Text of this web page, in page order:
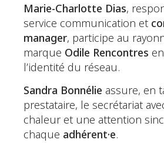
Marie-Charlotte Dias,
service communication et
manager, participe au
marque Odile Rencontres
l’identité du réseau.
Sandra Bonnélie assure, en
prestataire, le secrétariat
chaleur et une attention
chaque adhérent·e.